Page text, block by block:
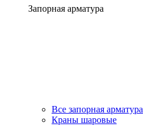
Запорная арматура
Все запорная арматура
Краны шаровые